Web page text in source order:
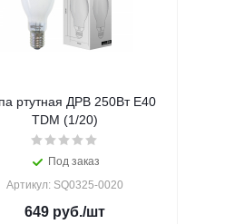
ртутная ДРВ 250Вт Е40
TDM (1/20)
Под заказ
Артикул: SQ0325-0020
649 руб./шт